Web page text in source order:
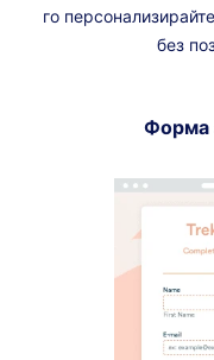
го
без
Форма